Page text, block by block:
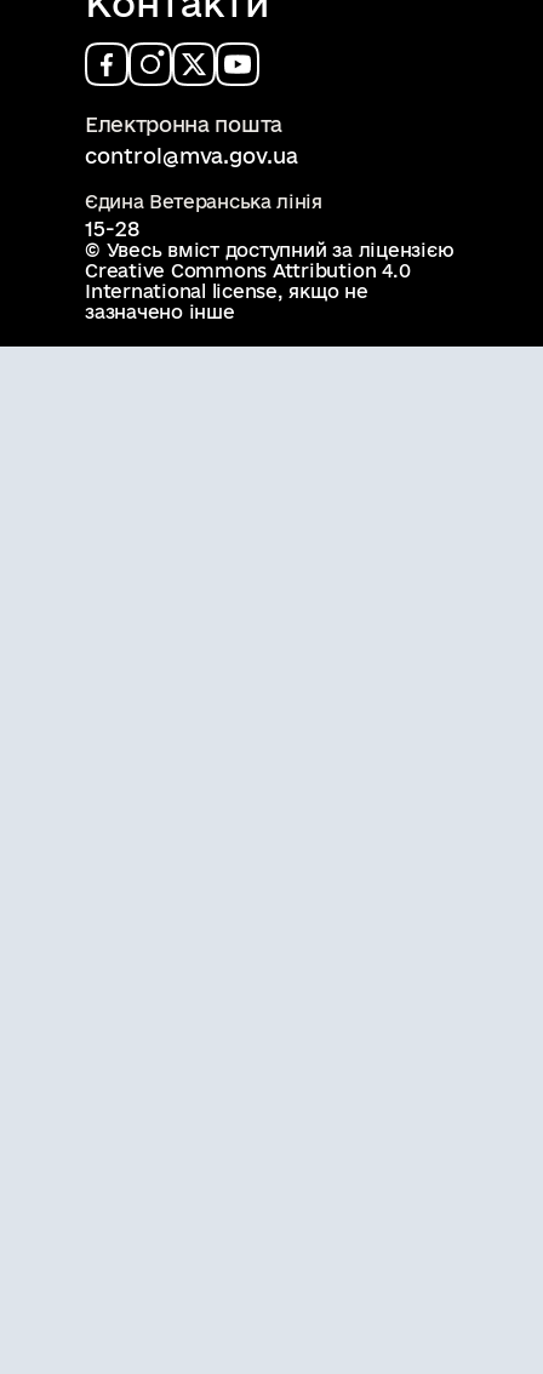
Електронна пошта
control@mva.gov.ua
Єдина Ветеранська лінія
15-28
© Увесь вміст доступний за ліцензією
Creative Commons Attribution 4.0
International license, якщо не
зазначено інше